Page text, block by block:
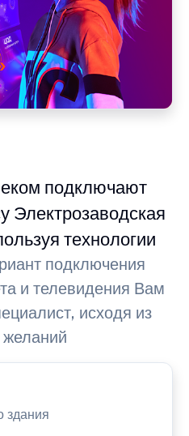
подключают
Электрозаводская
технологии
подключения
и телевидения Вам
исходя из
здания